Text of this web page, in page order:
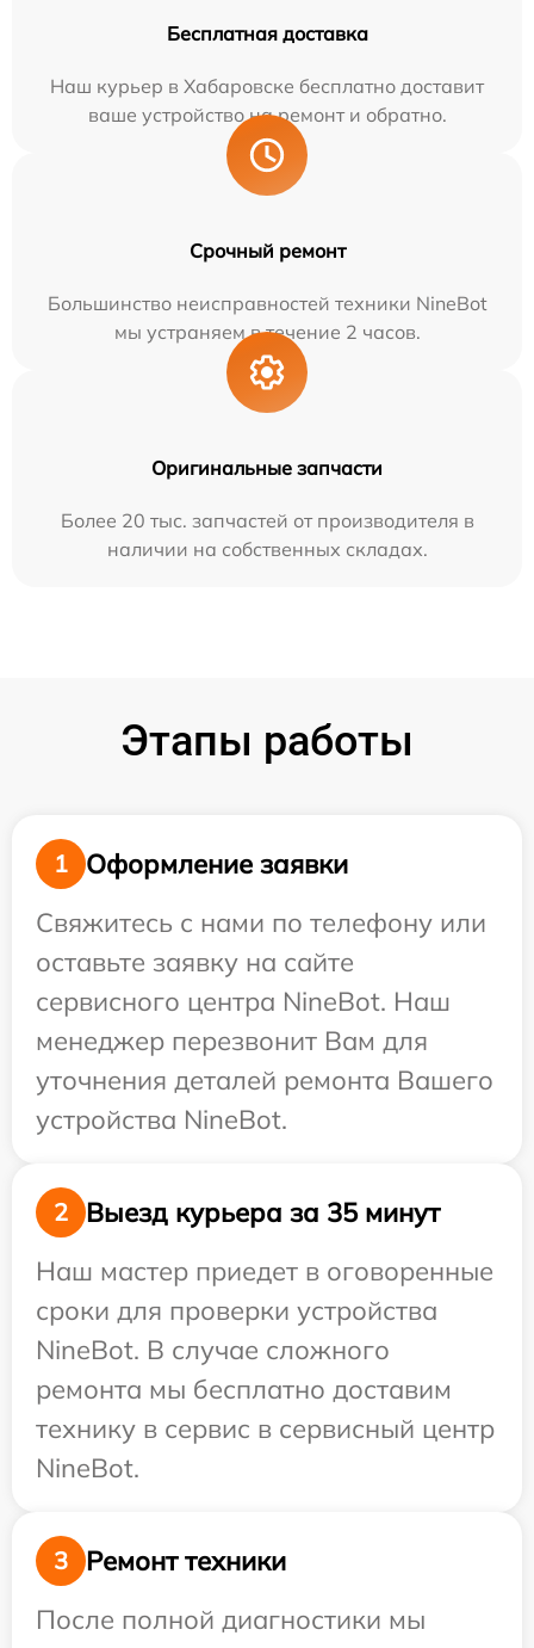
Бесплатная доставка
Наш курьер в Хабаровске бесплатно доставит
ваше устройство на ремонт и обратно.
Срочный ремонт
Большинство неисправностей техники NineBot
мы устраняем в течение 2 часов.
Оригинальные запчасти
Более 20 тыс. запчастей от производителя в
наличии на собственных складах.
Этапы работы
1
Оформление заявки
Свяжитесь с нами по телефону или
оставьте заявку на сайте
сервисного центра NineBot. Наш
менеджер перезвонит Вам для
уточнения деталей ремонта Вашего
устройства NineBot.
2
Выезд курьера за 35 минут
Наш мастер приедет в оговоренные
сроки для проверки устройства
NineBot. В случае сложного
ремонта мы бесплатно доставим
технику в сервис в сервисный центр
NineBot.
3
Ремонт техники
После полной диагностики мы